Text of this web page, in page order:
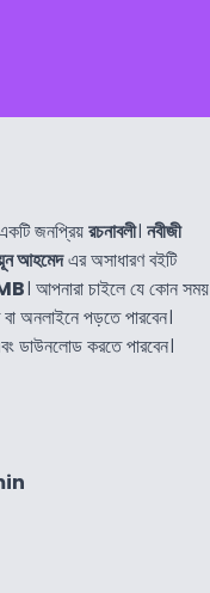
জনপ্রিয়রচনাবলী। নবীজী
আহমেদএর অসাধারণ বইটি
। আপনারা চাইলে যে কোন সময়
অনলাইনে পড়তে পারবেন।
ডাউনলোড করতে পারবেন।